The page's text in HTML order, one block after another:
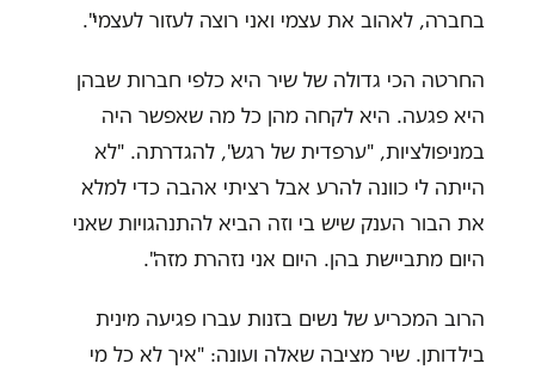
בחברה, לאהוב את עצמי ואני רוצה לעזור לעצמי".
החרטה הכי גדולה של שיר היא כלפי חברות שבהן
היא פגעה. היא לקחה מהן כל מה שאפשר היה
במניפולציות, "ערפדית של רגש", להגדרתה. "לא
הייתה לי כוונה להרע אבל רציתי אהבה כדי למלא
את הבור הענק שיש בי וזה הביא להתנהגויות שאני
היום מתביישת בהן. היום אני נזהרת מזה".
הרוב המכריע של נשים בזנות עברו פגיעה מינית
בילדותן. שיר מציבה שאלה ועונה: "איך לא כל מי